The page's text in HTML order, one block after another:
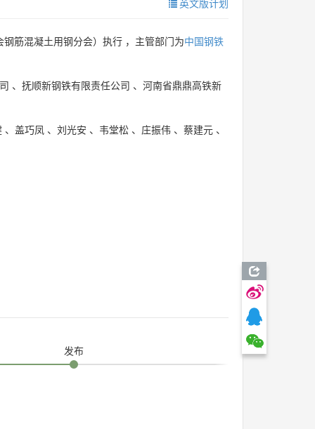
英文版计划
筋混凝土用钢分会）执行 ，主管部门为中国钢铁
、 抚顺新钢铁有限责任公司 、 河南省鼎鼎高铁新
、 盖巧凤 、 刘光安 、 韦堂松 、 庄振伟 、 蔡建元 、
发布